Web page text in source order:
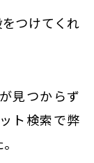
つけてくれ
見つからず
ト検索で弊